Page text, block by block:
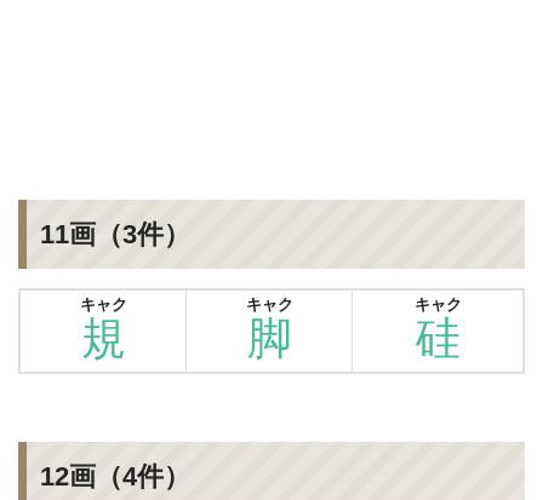
11画（3件）
規
キャク
脚
キャク
硅
キャク
12画（4件）